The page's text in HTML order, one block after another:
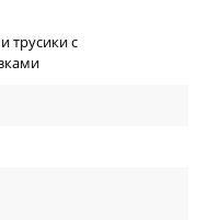
трусики с